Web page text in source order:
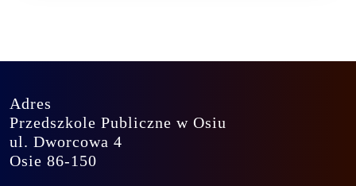
Adres
Przedszkole Publiczne w Osiu
ul. Dworcowa 4
Osie 86-150